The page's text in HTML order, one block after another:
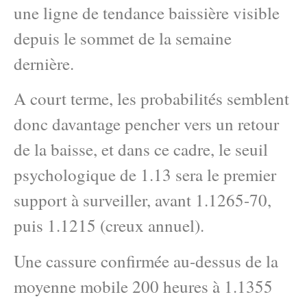
une ligne de tendance baissière visible
depuis le sommet de la semaine
dernière.
A court terme, les probabilités semblent
donc davantage pencher vers un retour
de la baisse, et dans ce cadre, le seuil
psychologique de 1.13 sera le premier
support à surveiller, avant 1.1265-70,
puis 1.1215 (creux annuel).
Une cassure confirmée au-dessus de la
moyenne mobile 200 heures à 1.1355